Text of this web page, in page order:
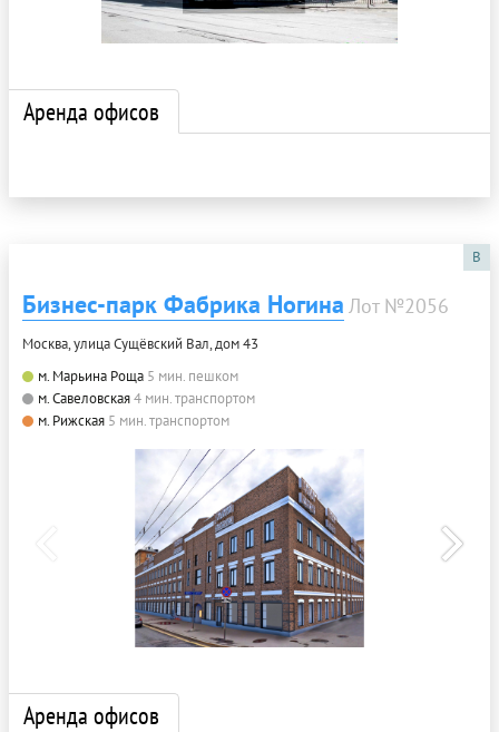
Аренда офисов
B
Бизнес-парк Фабрика Ногина Лот №2056
Москва, улица Сущёвский Вал, дом 43
м. Марьина Роща 5 мин. пешком
м. Савеловская4 мин. транспортом
м. Рижская 5 мин. транспортом
Аренда офисов